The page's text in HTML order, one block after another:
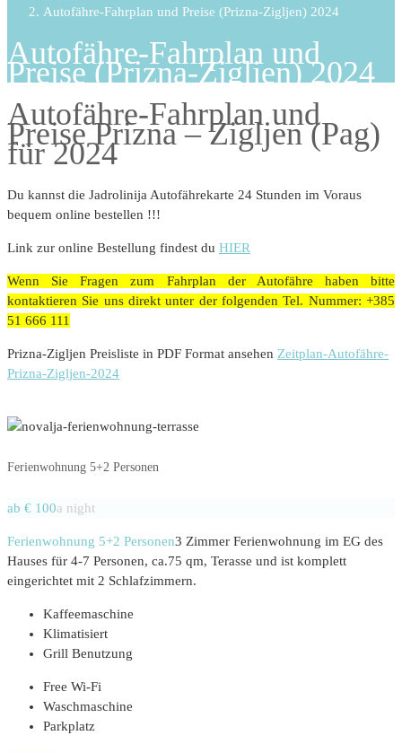
Autofähre-Fahrplan und Preise (Prizna-Zigljen) 2024
Autofähre-Fahrplan und
Preise (Prizna-Zigljen) 2024
Autofähre-Fahrplan und
Preise Prizna – Zigljen (Pag)
für 2024
Du kannst die Jadrolinija Autofährekarte 24 Stunden im Voraus
bequem online bestellen !!!
Link zur online Bestellung findest du HIER
Wenn Sie Fragen zum Fahrplan der Autofähre haben bitte
kontaktieren Sie uns direkt unter der folgenden Tel. Nummer: +385
51 666 111
Prizna-Zigljen Preisliste in PDF Format ansehen Zeitplan-Autofähre-
Prizna-Zigljen-2024
Ferienwohnung 5+2 Personen
ab € 100a night
Ferienwohnung 5+2 Personen3 Zimmer Ferienwohnung im EG des
Hauses für 4-7 Personen, ca.75 qm, Terasse und ist komplett
eingerichtet mit 2 Schlafzimmern.
Kaffeemaschine
Klimatisiert
Grill Benutzung
Free Wi-Fi
Waschmaschine
Parkplatz